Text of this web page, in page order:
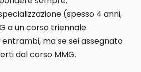
(spesso 4 anni,
a un corso triennale.
ma se sei assegnato
dal corso MMG.